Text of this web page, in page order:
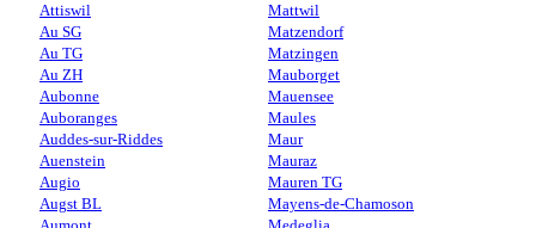
Attiswil
Au SG
Au TG
Au ZH
Aubonne
Auboranges
Auddes-sur-Riddes
Auenstein
Augio
Augst BL
Mattwil
Matzendorf
Matzingen
Mauborget
Mauensee
Maules
Maur
Mauraz
Mauren TG
Mayens-de-Chamoson